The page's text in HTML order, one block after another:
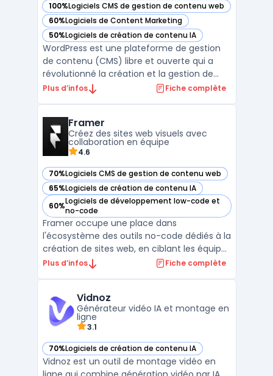
100%Logiciels CMS de gestion de contenu web
— voir Wordpress dans cette catégorie
60%Logiciels de Content Marketing
— voir Wordpress dans cette catégorie
50%Logiciels de création de contenu IA
— voir Wordpress dans cette catégorie
WordPress est une plateforme de gestion
de contenu (CMS) libre et ouverte qui a
révolutionné la création et la gestion de
sites web. Adapté aussi bien aux débutants
poussée grâce à une vaste sélection de
thèmes et de plugins. Sa ...
Plus d’infos Fiche complète
Framer
Créez des sites web visuels avec
collaboration en équipe
4.6
70%Logiciels CMS de gestion de contenu web
— voir Framer dans cette catégorie
65%Logiciels de création de contenu IA
— voir Framer dans cette catégorie
60%Logiciels de développement low-code et
no-code
— voir Framer dans cette catégorie
Framer occupe une place dans
l'écosystème des outils no-code dédiés à la
création de sites web, en ciblant les équipes
souhaitant concevoir, prototyper et publier
professionnels concernés sont les
designers, startups et équipe ...
Plus d’infos Fiche complète
Vidnoz
Générateur vidéo IA et montage en
ligne
3.1
70%Logiciels de création de contenu IA
— voir Vidnoz dans cette catégorie
Vidnoz est un outil de montage vidéo en